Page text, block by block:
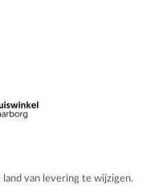
van levering te wijzigen.